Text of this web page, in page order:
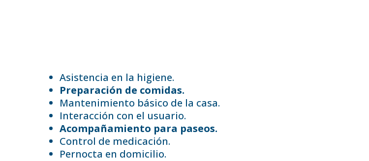
Asistencia en la higiene.
Preparación de comidas.
Mantenimiento básico de la casa.
Interacción con el usuario.
Acompañamiento para paseos.
Control de medicación.
Pernocta en domicilio.